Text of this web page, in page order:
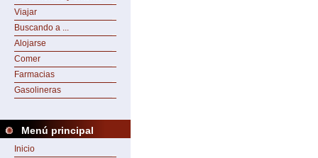
Viajar
Buscando a ...
Alojarse
Comer
Farmacias
Gasolineras
Menú principal
Inicio